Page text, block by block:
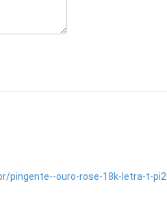
pingente--ouro-rose-18k-letra-t-